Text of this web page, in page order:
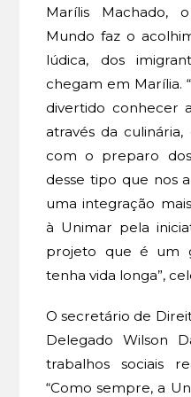
Marílis Machado,
Mundo faz o
lúdica, dos
chegam em Marília.
divertido conhecer
através da
com o preparo
desse tipo que nos
uma integração
à Unimar pela
projeto que é um
tenha vida longa”,
O secretário de
Delegado Wilson
trabalhos sociais
“Como sempre, a